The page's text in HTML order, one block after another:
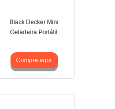
Black Decker Mini
Geladeira Portátil
Compre aqui